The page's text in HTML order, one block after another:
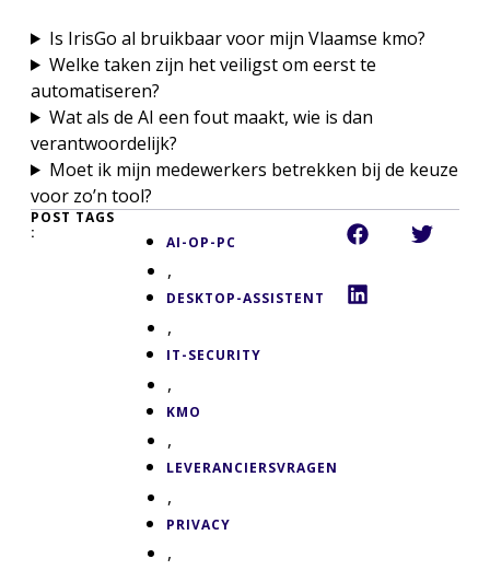
Is IrisGo al bruikbaar voor mijn Vlaamse kmo?
Welke taken zijn het veiligst om eerst te
automatiseren?
Wat als de AI een fout maakt, wie is dan
verantwoordelijk?
Moet ik mijn medewerkers betrekken bij de keuze
voor zo’n tool?
POST TAGS
:
AI-OP-PC
,
DESKTOP-ASSISTENT
,
IT-SECURITY
,
KMO
,
LEVERANCIERSVRAGEN
,
PRIVACY
,